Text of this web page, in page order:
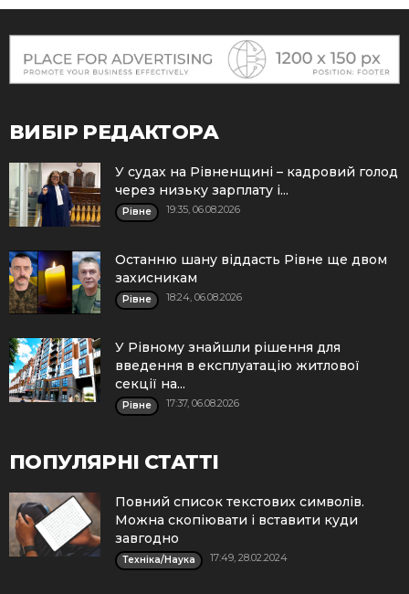
ВИБІР РЕДАКТОРА
У судах на Рівненщині – кадровий голод
через низьку зарплату і...
Рівне 19:35, 06.08.2026
Останню шану віддасть Рівне ще двом
захисникам
Рівне 18:24, 06.08.2026
У Рівному знайшли рішення для
введення в експлуатацію житлової
секції на...
Рівне 17:37, 06.08.2026
ПОПУЛЯРНІ СТАТТІ
Повний список текстових символів.
Можна скопіювати і вставити куди
завгодно
Техніка/Наука 17:49, 28.02.2024